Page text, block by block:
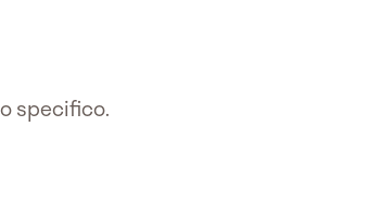
specifico.